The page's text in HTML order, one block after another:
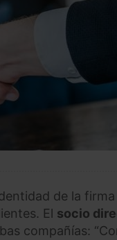
de la
El socio
compañías: